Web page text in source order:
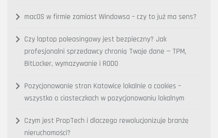
macOS w firmie zamiast Windowsa – czy to już ma sens?
Czy laptop poleasingowy jest bezpieczny? Jak
profesjonalni sprzedawcy chronią Twoje dane — TPM,
BitLocker, wymazywanie i RODO
Pozycjonowanie stron Katowice lokalnie a cookies –
wszystko o ciasteczkach w pozycjonowaniu lokalnym
Czym jest PropTech i dlaczego rewolucjonizuje branżę
nieruchomości?